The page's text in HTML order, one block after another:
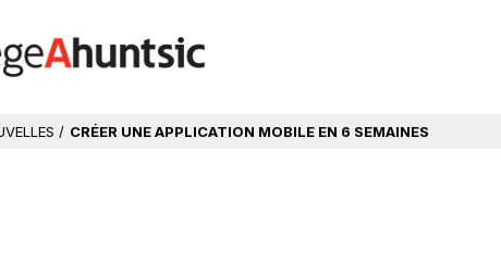
/ CRÉER UNE APPLICATION MOBILE EN 6 SEMAINES